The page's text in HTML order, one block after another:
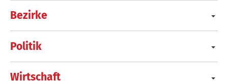
Bezirke
Politik
Wirtschaft